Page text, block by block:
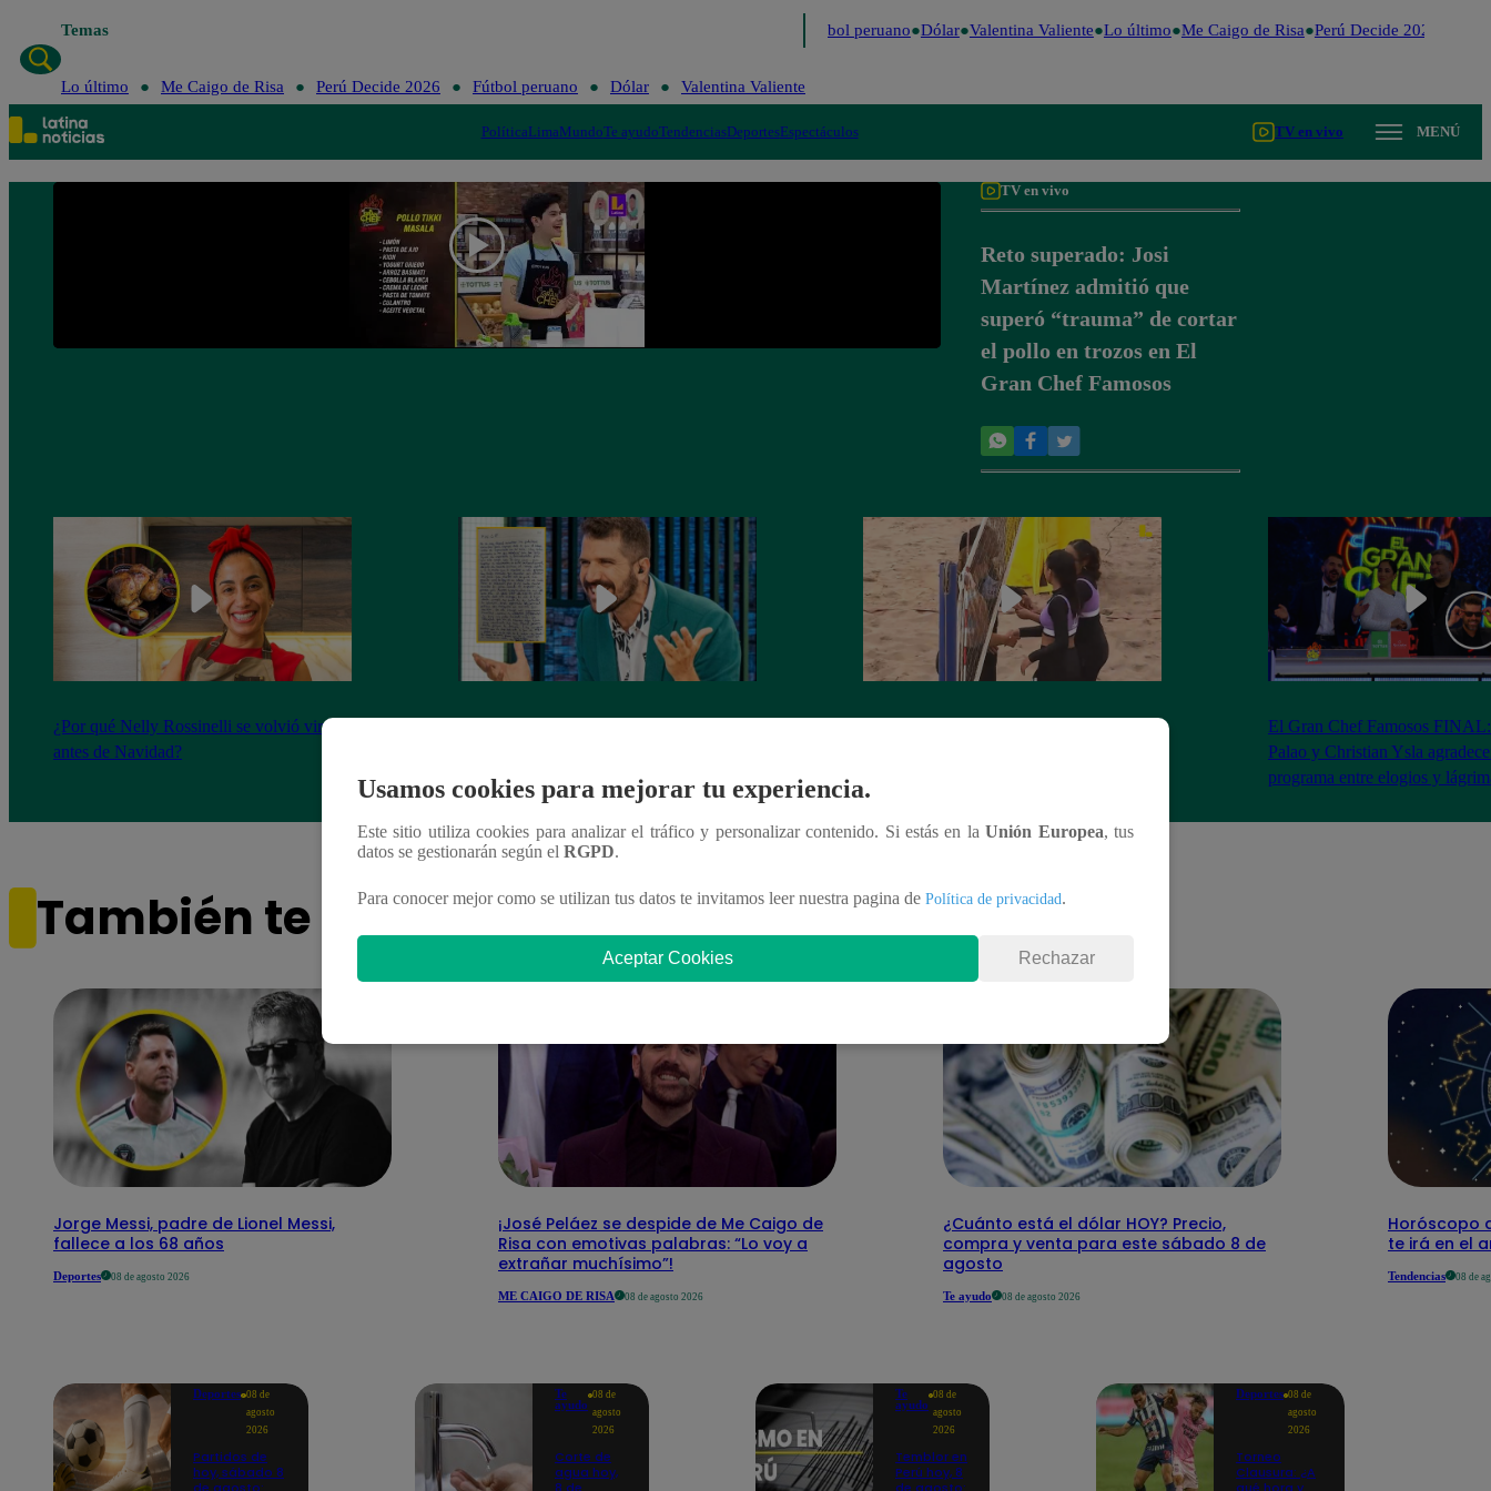
Temas Fútbol peruano Dólar Valentina Valiente Lo último Me Caigo de Risa Perú Decide 2026
Lo último Me Caigo de Risa Perú Decide 2026 Fútbol peruano Dólar Valentina Valiente
PolíticaLimaMundoTe ayudoTendenciasDeportesEspectáculos TV en vivo MENÚ
TV en vivo
Reto superado: Josi
Martínez admitió que
superó “trauma” de cortar
el pollo en trozos en El
Gran Chef Famosos
¿Por qué Nelly Rossinelli se volvió viral
antes de Navidad?
El Gran Chef Famosos
Palao y Christian Ysla
programa entre elogios y
También te puede interesar
Jorge Messi, padre de Lionel Messi,
fallece a los 68 años
Deportes 08 de agosto 2026
¡José Peláez se despide de Me Caigo de
Risa con emotivas palabras: “Lo voy a
extrañar muchísimo”!
ME CAIGO DE RISA 08 de agosto 2026
¿Cuánto está el dólar HOY? Precio,
compra y venta para este sábado 8 de
agosto
Te ayudo 08 de agosto 2026
Horóscopo
te irá en el
Tendencias 08 de
Deportes 08 de
agosto
2026
Partidos de
hoy, sábado 8
Te
ayudo
08 de
agosto
2026
Corte de
agua hoy,
Te
ayudo
08 de
agosto
2026
Temblor en
Perú hoy, 8
Deportes 08 de
agosto
2026
Torneo
Clausura: ¿A
Usamos cookies para mejorar tu experiencia.
Este sitio utiliza cookies para analizar el tráfico y personalizar contenido. Si estás en laUnión Europea, tus
datos se gestionarán según el RGPD.
Para conocer mejor como se utilizan tus datos te invitamos leer nuestra pagina de Política de privacidad.
Aceptar Cookies Rechazar